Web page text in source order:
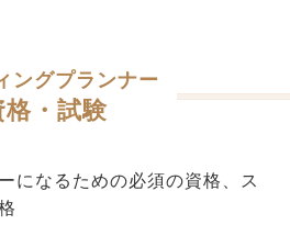
ングプランナー
格・試験
になるための必須の資格、ス